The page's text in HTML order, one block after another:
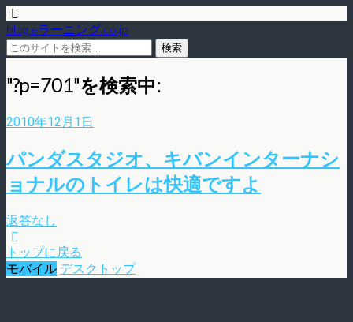
blog.eラーニング.co.jp
"?p=701"を検索中:
2010年12月1日
パンダスタジオ、キバンインターナシ
ョナルのトイレは快適ですよ
返答なし
トップに戻る
モバイル デスクトップ